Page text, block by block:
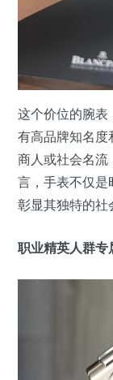
这个价位的腕表
有高品牌知名度
商人或社会名流
言，手表不仅是
彰显其独特的社
职业精英人群专